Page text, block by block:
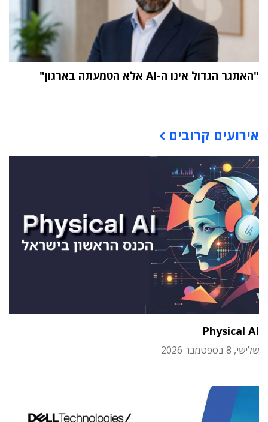
"האתגר הגדול אינו ה-AI אלא הטמעתה בארגון"
אירועים קרובים
Physical AI
שלישי, 8 בספטמבר 2026